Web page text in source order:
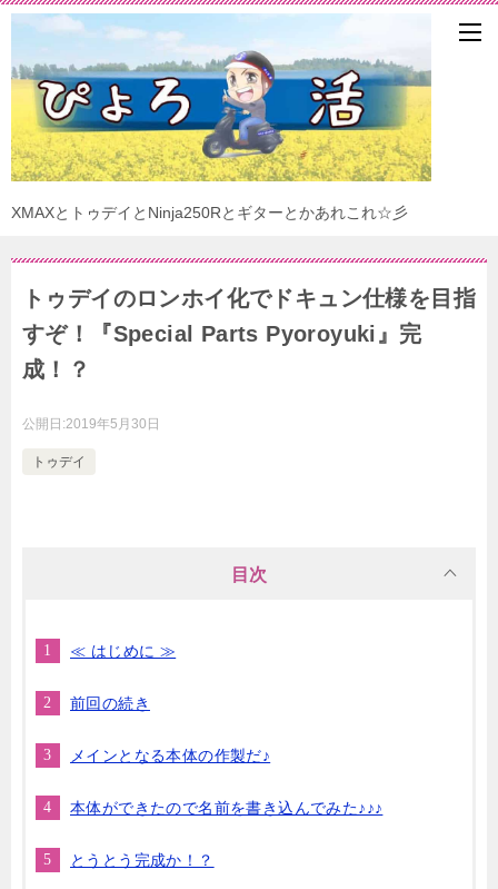
XMAXとトゥデイとNinja250Rとギターとかあれこれ☆彡
トゥデイのロンホイ化でドキュン仕様を目指
すぞ！『Special Parts Pyoroyuki』完
成！？
公開日:2019年5月30日
トゥデイ
目次
≪ はじめに ≫
前回の続き
メインとなる本体の作製だ♪
本体ができたので名前を書き込んでみた♪♪♪
とうとう完成か！？